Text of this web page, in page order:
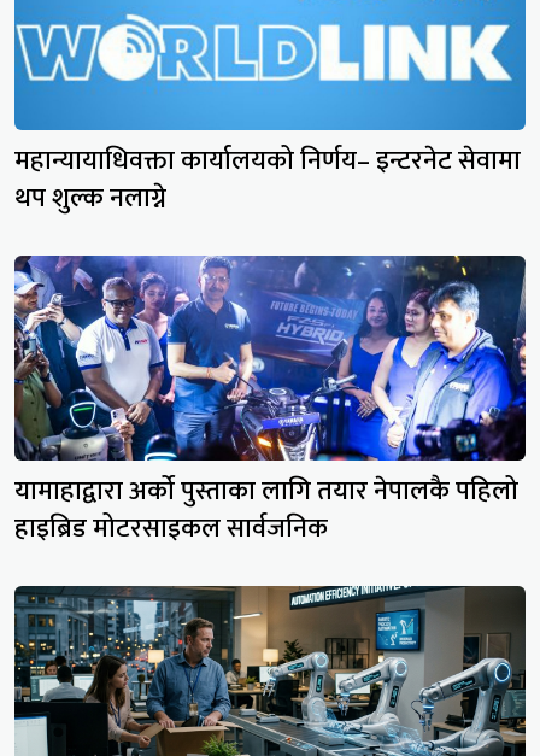
महान्यायाधिवक्ता कार्यालयको निर्णय– इन्टरनेट सेवामा
थप शुल्क नलाग्ने
यामाहाद्वारा अर्को पुस्ताका लागि तयार नेपालकै पहिलो
हाइब्रिड मोटरसाइकल सार्वजनिक